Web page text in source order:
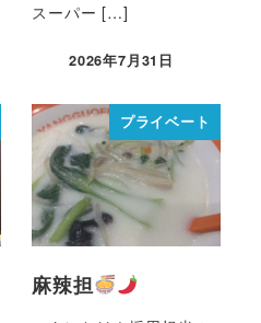
スーパー […]
2026年7月31日
プライベート
麻辣担